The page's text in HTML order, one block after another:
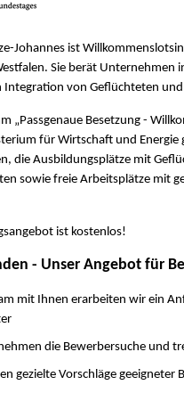
Johannes ist
Sie berät Unternehmen
Integration von Geflüchteten
„Passgenaue Besetzung -
für Wirtschaft und Energie
die Ausbildungsplätze mit
sowie freie Arbeitsplätze mit
ist kostenlos!
- Unser Angebot für
mit Ihnen erarbeiten wir ein
die Bewerbersuche und
gezielte Vorschläge geeigneter